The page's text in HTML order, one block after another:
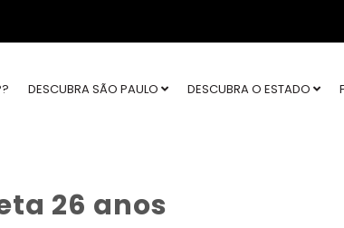
DESCUBRA SÃO PAULO DESCUBRA O ESTADO
26 anos